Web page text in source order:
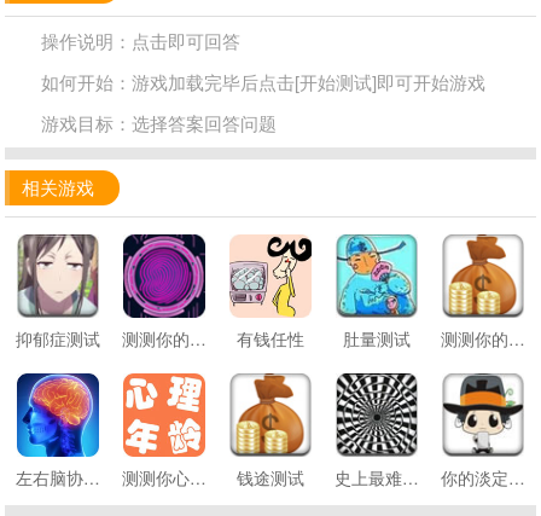
操作说明：点击即可回答
如何开始：游戏加载完毕后点击[开始测试]即可开始游戏
游戏目标：选择答案回答问题
相关游戏
抑郁症测试 测测你的缘分男神 有钱任性 肚量测试 测测你的钱途
左右脑协调测试 测测你心里年纪 钱途测试 史上最难3D视觉测试 你的淡定指数是多少